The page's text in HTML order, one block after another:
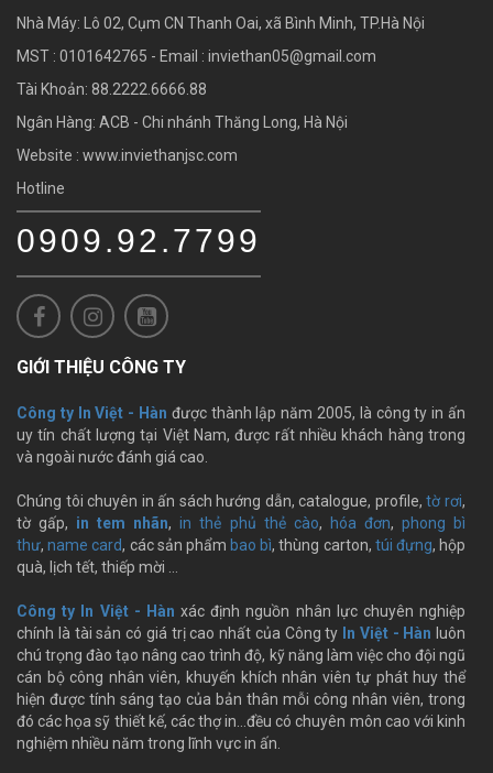
Nhà Máy: Lô 02, Cụm CN Thanh Oai, xã Bình Minh, TP.Hà Nội
MST : 0101642765 - Email : inviethan05@gmail.com
Tài Khoản: 88.2222.6666.88
Ngân Hàng: ACB - Chi nhánh Thăng Long, Hà Nội
Website : www.inviethanjsc.com
Hotline
0909.92.7799
GIỚI THIỆU CÔNG TY
Công ty In Việt - Hàn được thành lập năm 2005, là công ty in ấn
uy tín chất lượng tại Việt Nam, được rất nhiều khách hàng trong
và ngoài nước đánh giá cao.
Chúng tôi chuyên in ấn sách hướng dẫn, catalogue, profile,tờ rơi,
tờ gấp, in tem nhãn,in thẻ phủ thẻ cào, hóa đơn, phong bì
thư,name card, các sản phẩm bao bì, thùng carton, túi đựng, hộp
quà, lịch tết, thiếp mời …
Công ty In Việt - Hàn xác định nguồn nhân lực chuyên nghiệp
chính là tài sản có giá trị cao nhất của Công ty In Việt - Hàn luôn
chú trọng đào tạo nâng cao trình độ, kỹ năng làm việc cho đội ngũ
cán bộ công nhân viên, khuyến khích nhân viên tự phát huy thể
hiện được tính sáng tạo của bản thân mỗi công nhân viên, trong
đó các họa sỹ thiết kế, các thợ in…đều có chuyên môn cao với kinh
nghiệm nhiều năm trong lĩnh vực in ấn.